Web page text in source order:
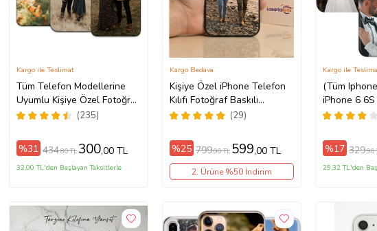
Tüm Telefon Modellerine
Uyumlu Kişiye Özel Fotoğraf
Baskılı Telefon Kılıfı
(235)
Kargo ile Teslimat
%31 434,80 TL 300,00 TL
32,00 TL'den Başlayan Taksitlerle
Kişiye Özel iPhone Telefon
Kılıfı Fotoğraf Baskılı
11/13/14/14Pro/14ProMax/15/15Pro/
(29)
Kargo Bedava
%25 799,00 TL 599,00 TL
2. Ürüne %50 İndirim
(Tüm
iPhone 6
15 16 17
Fotoğraflı Kılıf
Kargo ile
%17 329,90
29,32 TL'den